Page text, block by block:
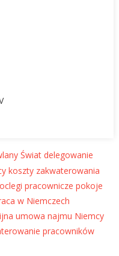
Świat delegowanie
koszty zakwaterowania
pracownicze pokoje
w Niemczech
umowa najmu Niemcy
pracowników